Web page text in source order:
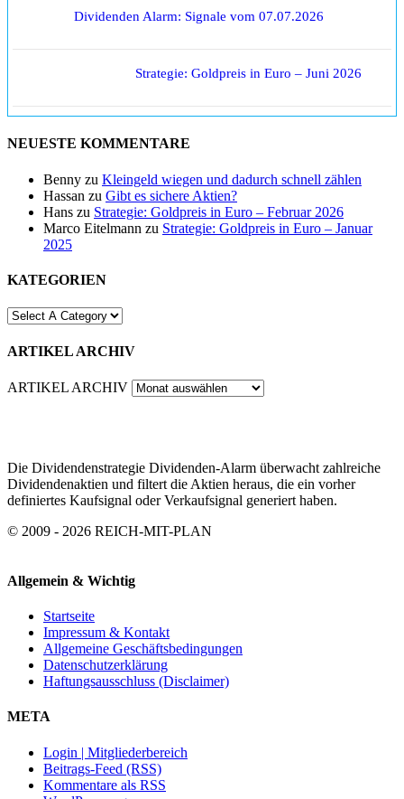
Dividenden Alarm: Signale vom 07.07.2026
Strategie: Goldpreis in Euro – Juni 2026
NEUESTE KOMMENTARE
Benny zu Kleingeld wiegen und dadurch schnell zählen
Hassan zu Gibt es sichere Aktien?
Hans zu Strategie: Goldpreis in Euro – Februar 2026
Marco Eitelmann zu Strategie: Goldpreis in Euro – Januar
2025
KATEGORIEN
ARTIKEL ARCHIV
ARTIKEL ARCHIV
Die Dividendenstrategie Dividenden-Alarm überwacht zahlreiche
Dividendenaktien und filtert die Aktien heraus, die ein vorher
definiertes Kaufsignal oder Verkaufsignal generiert haben.
© 2009 - 2026 REICH-MIT-PLAN
Allgemein & Wichtig
Startseite
Impressum & Kontakt
Allgemeine Geschäftsbedingungen
Datenschutzerklärung
Haftungsausschluss (Disclaimer)
META
Login | Mitgliederbereich
Beitrags-Feed (RSS)
Kommentare als RSS